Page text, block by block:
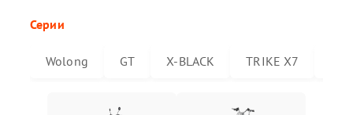
Серии
Wolong GT X-BLACK TRIKE X7